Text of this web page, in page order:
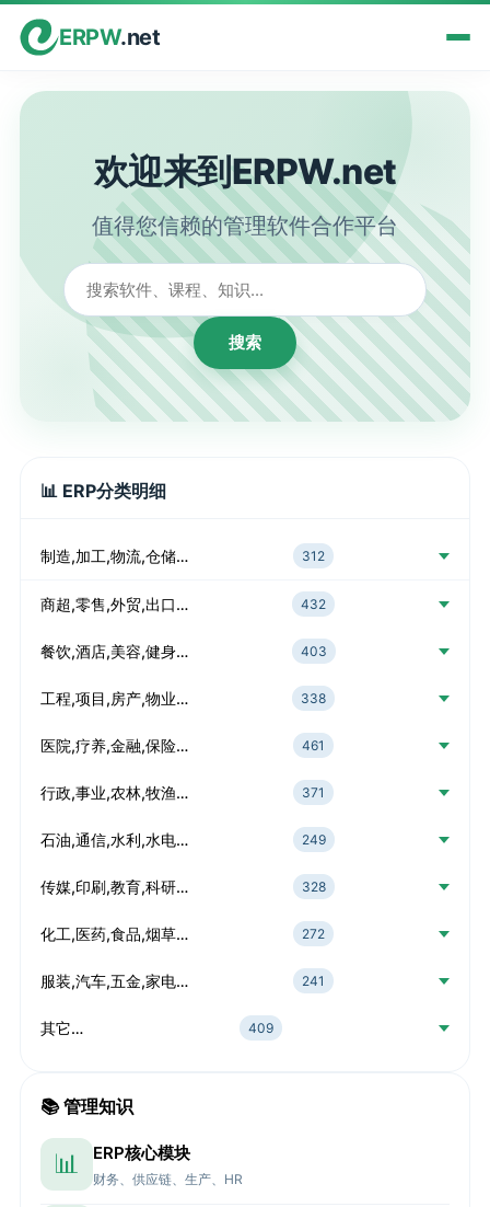
ERPW.net
欢迎来到ERPW.net
值得您信赖的管理软件合作平台
搜索
📊 ERP分类明细
制造,加工,物流,仓储… 312
商超,零售,外贸,出口… 432
餐饮,酒店,美容,健身… 403
工程,项目,房产,物业… 338
医院,疗养,金融,保险… 461
行政,事业,农林,牧渔… 371
石油,通信,水利,水电… 249
传媒,印刷,教育,科研… 328
化工,医药,食品,烟草… 272
服装,汽车,五金,家电… 241
其它… 409
📚 管理知识
📊 ERP核心模块
财务、供应链、生产、HR